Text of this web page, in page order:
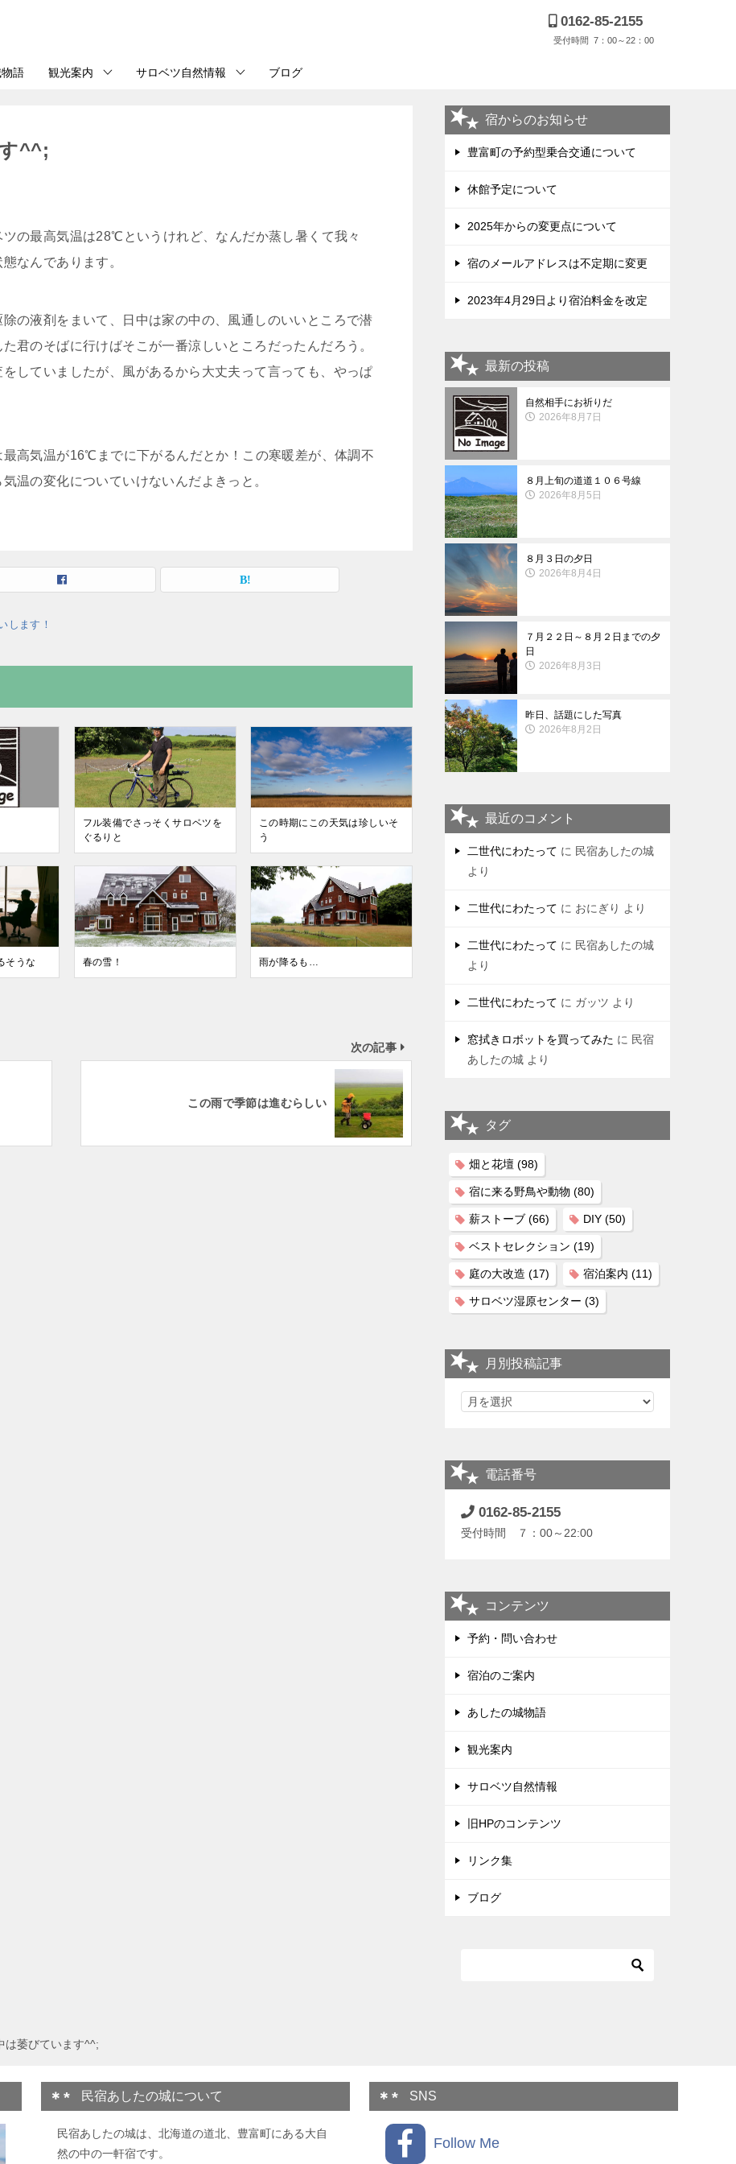
0162-85-2155
受付時間 7：00～22：00
語 観光案内 サロベツ自然情報 ブログ
^^;
の最高気温は28℃というけれど、なんだか蒸し暑くて我々
なんであります。
の液剤をまいて、日中は家の中の、風通しのいいところで潜
君のそばに行けばそこが一番涼しいところだったんだろう。
していましたが、風があるから大丈夫って言っても、やっぱ
高気温が16℃までに下がるんだとか！この寒暖差が、体調不
温の変化についていけないんだよきっと。
します！
フル装備でさっそくサロベツを
ぐるりと
この時期にこの天気は珍しいそ
う
そうな 春の雪！ 雨が降るも…
次の記事
この雨で季節は進むらしい
宿からのお知らせ
豊富町の予約型乗合交通について
休館予定について
2025年からの変更点について
宿のメールアドレスは不定期に変更
2023年4月29日より宿泊料金を改定
最新の投稿
自然相手にお祈りだ
2026年8月7日
８月上旬の道道１０６号線
2026年8月5日
８月３日の夕日
2026年8月4日
７月２２日～８月２日までの夕
日
2026年8月3日
昨日、話題にした写真
2026年8月2日
最近のコメント
二世代にわたって に 民宿あしたの城
より
二世代にわたって に おにぎり より
二世代にわたって に 民宿あしたの城
より
二世代にわたって に ガッツ より
窓拭きロボットを買ってみた に 民宿
あしたの城 より
タグ
畑と花壇 (98)
宿に来る野鳥や動物 (80)
薪ストーブ (66) DIY (50)
ベストセレクション (19)
庭の大改造 (17) 宿泊案内 (11)
サロベツ湿原センター (3)
月別投稿記事
電話番号
0162-85-2155
受付時間 ７：00～22:00
コンテンツ
予約・問い合わせ
宿泊のご案内
あしたの城物語
観光案内
サロベツ自然情報
旧HPのコンテンツ
リンク集
ブログ
は萎びています^^;
民宿あしたの城について
民宿あしたの城は、北海道の道北、豊富町にある大自
然の中の一軒宿です。
SNS
Follow Me